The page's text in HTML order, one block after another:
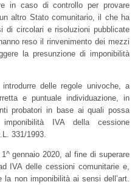
in caso di controllo per provare
altro Stato comunitario, il che ha
di circolari e risoluzioni pubblicate
reso il rinvenimento dei mezzi
la presunzione di imponibilità
delle regole univoche, a
e puntuale individuazione, in
probatori in base ai quali possa
IVA della cessione
331/1993.
gennaio 2020, al fine di superare
IVA delle cessioni comunitarie e,
non imponibilità ai sensi dell’art.